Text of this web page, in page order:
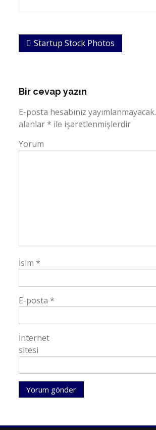
Yazı
dolaşımı
Startup Stock Photos
Bir cevap yazın
E-posta hesabınız yayımlanmayacak.
alanlar* ile işaretlenmişlerdir
Yorum
İsim*
E-posta*
İnternet
sitesi